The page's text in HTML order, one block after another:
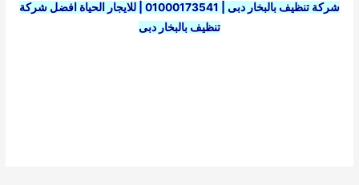
شركة تنظيف بالبخار دبى | 01000173541 | للايجار الحياة افضل شركة
تنظيف بالبخار دبى